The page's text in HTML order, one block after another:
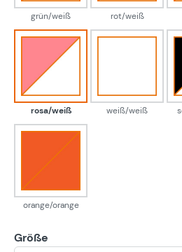
grün/weiß rot/weiß
rosa/weiß
rosa/weiß weiß/weiß
orange/orange
Größe